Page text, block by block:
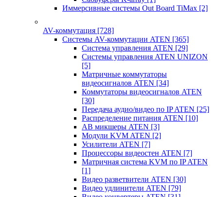
Иммерсивные системы Out Board TiMax [2]
AV-коммутация [728]
Системы AV-коммутации ATEN [365]
Система управления ATEN [29]
Системы управления ATEN UNIZON
[5]
Матричные коммутаторы
видеосигналов ATEN [34]
Коммутаторы видеосигналов ATEN
[30]
Передача аудио/видео по IP ATEN [25]
Распределение питания ATEN [10]
АВ микшеры ATEN [3]
Модули KVM ATEN [2]
Усилители ATEN [7]
Процессоры видеостен ATEN [7]
Матричная система KVM по IP ATEN
[1]
Видео разветвители ATEN [30]
Видео удлинители ATEN [79]